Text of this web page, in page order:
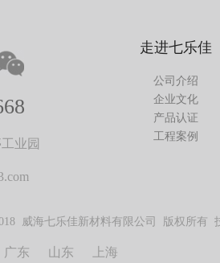
业园
走进七乐佳
公司介绍
企业文化
产品认证
工程案例
威海七乐佳新材料有限公司 版权所有
广东 山东 上海